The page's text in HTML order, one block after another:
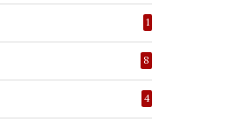
1
8
4